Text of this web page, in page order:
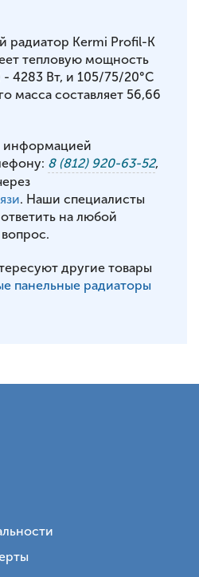
радиатор Kermi Profil-K
тепловую мощность
4283 Вт, и 105/75/20°С
масса составляет 56,66
информацией
8 (812) 920-63-52,
. Наши специалисты
на любой
другие товары
панельные радиаторы